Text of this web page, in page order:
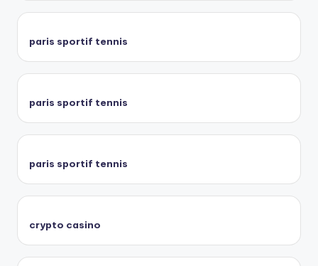
paris sportif tennis
paris sportif tennis
paris sportif tennis
crypto casino